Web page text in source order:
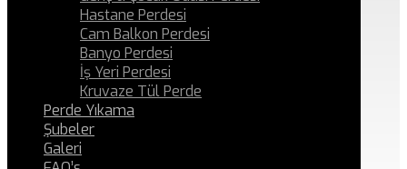
Hastane Perdesi
Cam Balkon Perdesi
Banyo Perdesi
İş Yeri Perdesi
Kruvaze Tül Perde
Perde Yıkama
Şubeler
Galeri